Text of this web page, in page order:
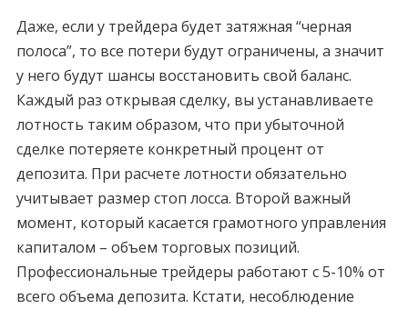
Даже, если у трейдера будет затяжная “черная
полоса”, то все потери будут ограничены, а значит
у него будут шансы восстановить свой баланс.
Каждый раз открывая сделку, вы устанавливаете
лотность таким образом, что при убыточной
сделке потеряете конкретный процент от
депозита. При расчете лотности обязательно
учитывает размер стоп лосса. Второй важный
момент, который касается грамотного управления
капиталом – объем торговых позиций.
Профессиональные трейдеры работают с 5-10% от
всего объема депозита. Кстати, несоблюдение